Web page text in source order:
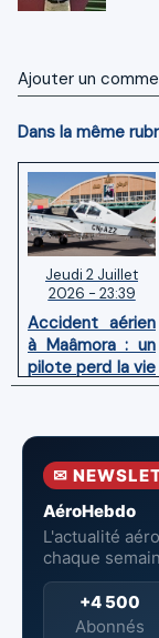
Ajouter un
Dans la même
Jeudi 2 Juillet
2026 - 23:39
Accident aérien
à Maâmora : un
pilote perd la vie
en combat
incendie
✉
AéroHebdo
L'actualité
chaque
+4 500
Abonnés